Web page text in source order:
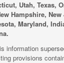
Utah, Texas,
Hampshire, New
Maryland,
information
provisions